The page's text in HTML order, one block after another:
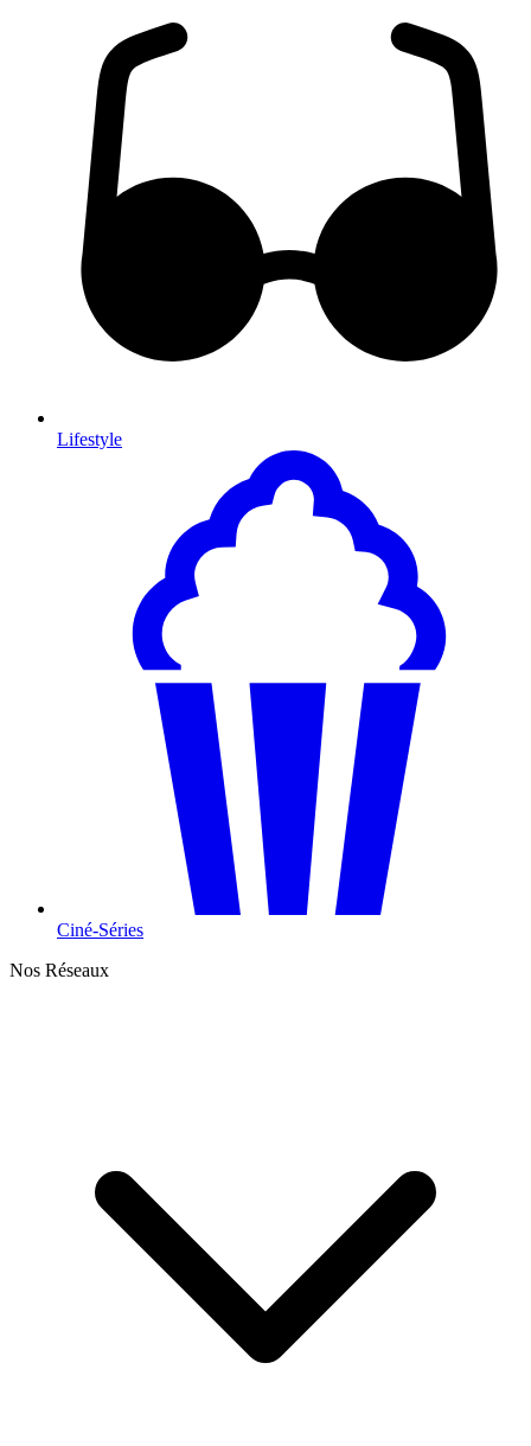
Lifestyle
Ciné-Séries
Nos Réseaux